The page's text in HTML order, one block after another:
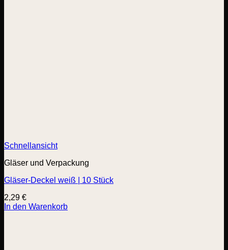
Schnellansicht
Gläser und Verpackung
Gläser-Deckel weiß | 10 Stück
2,29 €
In den Warenkorb